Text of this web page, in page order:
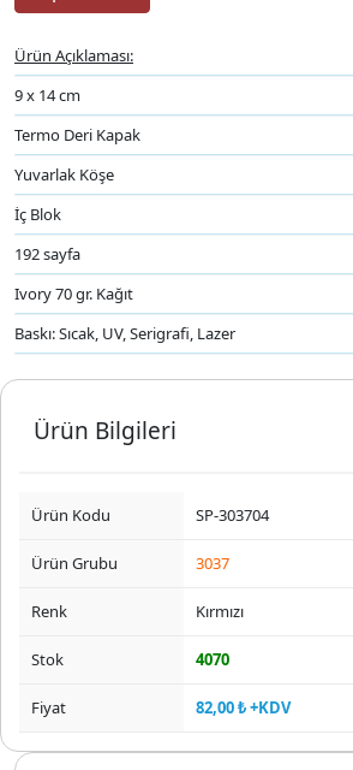
Ürün Açıklaması:
9 x 14 cm
Termo Deri Kapak
Yuvarlak Köşe
İç Blok
192 sayfa
Ivory 70 gr. Kağıt
Baskı: Sıcak, UV, Serigrafi, Lazer
Ürün Bilgileri
Ürün Kodu SP-303704
Ürün Grubu 3037
Renk Kırmızı
Stok 4070
Fiyat 82,00 ₺ +KDV